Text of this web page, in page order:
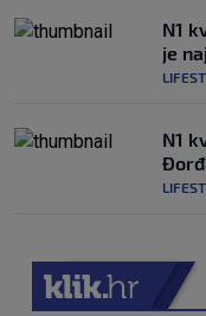
N1
je
N1